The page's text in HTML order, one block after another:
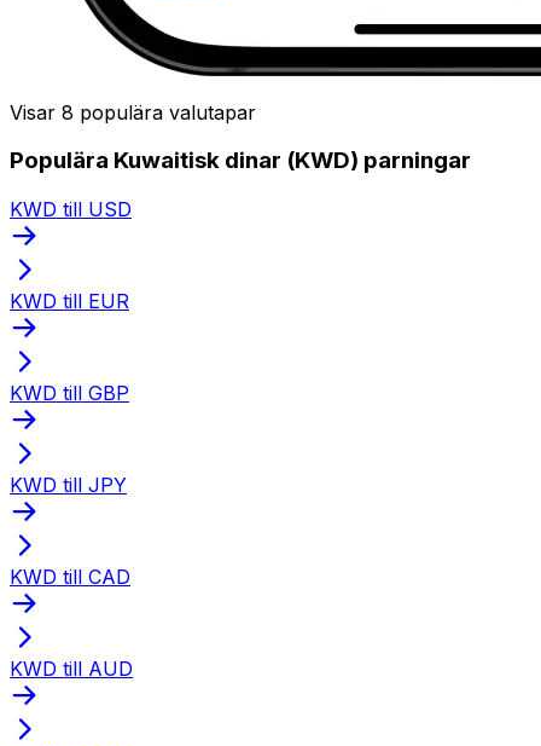
Visar 8 populära valutapar
Populära Kuwaitisk dinar (KWD) parningar
KWD till USD
KWD till EUR
KWD till GBP
KWD till JPY
KWD till CAD
KWD till AUD